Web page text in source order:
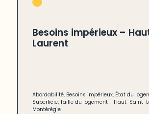
Besoins impérieux –
Laurent
Abordabilité, Besoins impérieux, État du
Superficie,Taille du logement - Haut-Saint-
Montérégie